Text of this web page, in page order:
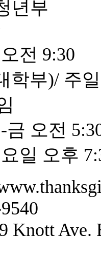
년부
전 9:30
학부)/ 주
오전
일 오후
Knott Ave.